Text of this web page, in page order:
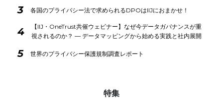
3 各国のプライバシー法で求められるDPOはIIJにおまかせ！
4
【IIJ・OneTrust共催ウェビナー】なぜ今データガバナンスが重
視されるのか？ ― データマッピングから始める実践と社内展開
5 世界のプライバシー保護規制調査レポート
特集